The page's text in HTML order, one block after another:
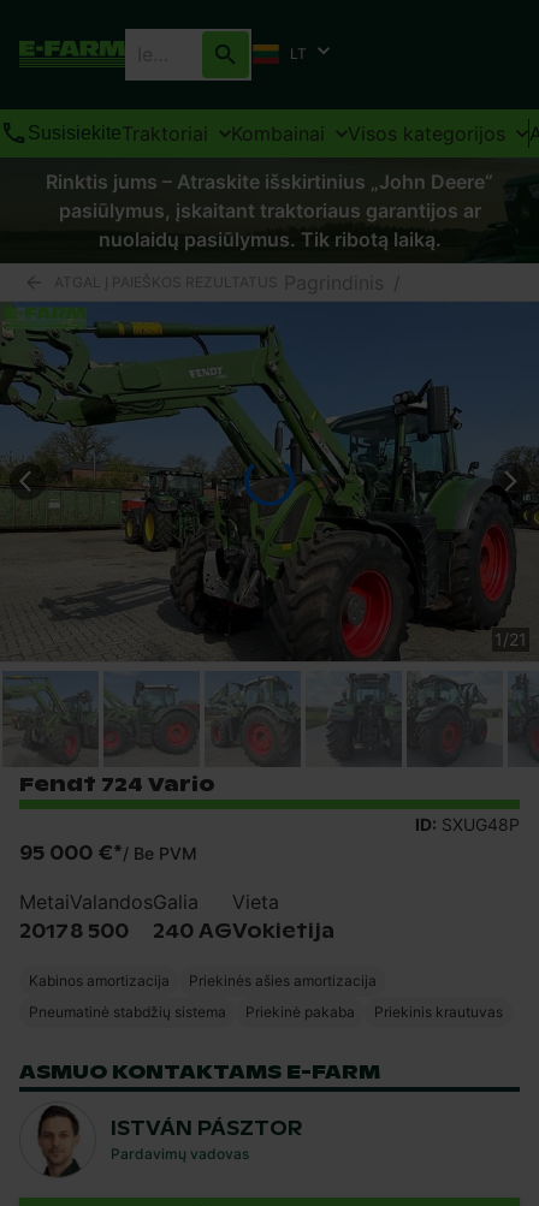
LT
SusisiekiteTraktoriai Kombainai Visos kategorijos
Rinktis jums – Atraskite išskirtinius „John Deere“
pasiūlymus, įskaitant traktoriaus garantijos ar
nuolaidų pasiūlymus. Tik ribotą laiką.
ATGAL Į PAIEŠKOS REZULTATUS Pagrindinis /
1/21
Fendt 724 Vario
ID: SXUG48P
95 000 €*/ Be PVM
Metai
2017
Valandos
8 500
Galia
240 AG
Vieta
Vokietija
Kabinos amortizacija
Priekinės ašies amortizacija
Pneumatinė stabdžių sistema
Priekinė pakaba Priekinis krautuvas
ASMUO KONTAKTAMS E-FARM
ISTVÁN PÁSZTOR
Pardavimų vadovas